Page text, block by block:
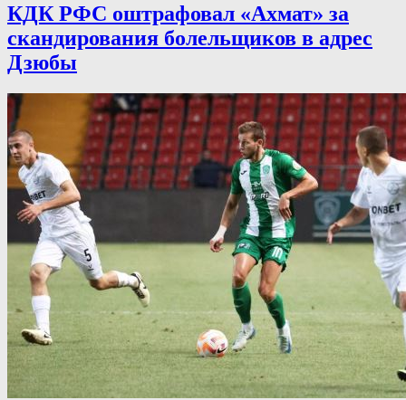
КДК РФС оштрафовал «Ахмат» за
скандирования болельщиков в адрес
Дзюбы